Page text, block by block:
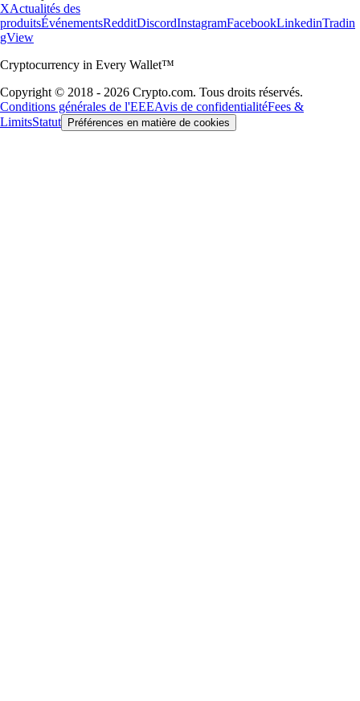
XActualités des
produitsÉvénementsRedditDiscordInstagramFacebookLinkedinTradin
gView
Cryptocurrency in Every Wallet™
Copyright © 2018 - 2026 Crypto.com. Tous droits réservés.
Conditions générales de l'EEEAvis de confidentialitéFees &
LimitsStatut Préférences en matière de cookies